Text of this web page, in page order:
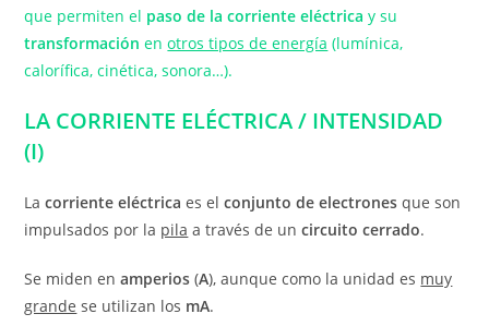
que permiten el paso de la corriente eléctrica y su
transformación enotros tipos de energía (lumínica,
calorífica, cinética, sonora…).
LA CORRIENTE ELÉCTRICA / INTENSIDAD
(I)
Lacorriente eléctrica es elconjunto de electrones que son
impulsados por la pila a través de uncircuito cerrado.
Se miden enamperios (A), aunque como la unidad es muy
grande se utilizan los mA.